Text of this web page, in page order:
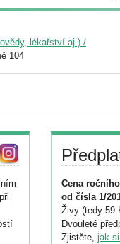
lékařství aj.) /
104
Cena
od čísla 1/
Živy (tedy 59
Dvouleté
Zjistěte, jak